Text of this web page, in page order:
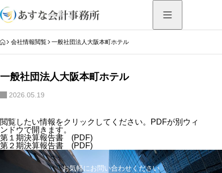
HOME
会社情報閲覧 一般社団法人大阪本町ホテル
一般社団法人大阪本町ホテル
2026.05.19
閲覧したい情報をクリックしてください。PDFが別ウィ
ンドウで開きます。
第１期決算報告書 (PDF)
第２期決算報告書 (PDF)
お気軽にお問い合わせください